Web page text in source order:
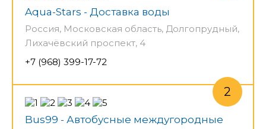
Aqua-Stars - Доставка воды
Россия, Московская область, Долгопрудный,
Лихачёвский проспект, 4
+7 (968) 399-17-72
Bus99 - Автобусные междугородные